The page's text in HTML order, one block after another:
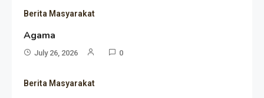
Berita Masyarakat
Agama
July 26, 2026 0
Berita Masyarakat